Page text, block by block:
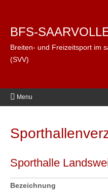
BFS-
Breiten- und Freizeitsport im
(SVV)
Menu
Sporthalle
Bezeichnung